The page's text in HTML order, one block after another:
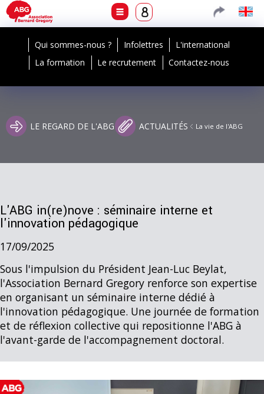
Qui sommes-nous ? Infolettres
L'international
La formation
Le recrutement Contactez-nous
LE REGARD DE L'ABG ACTUALITÉS La vie de l'ABG
L'ABG in(re)nove : séminaire interne et
l'innovation pédagogique
17/09/2025
Sous l'impulsion du Président Jean-Luc Beylat,
l'Association Bernard Gregory renforce son expertise
en organisant un séminaire interne dédié à
l'innovation pédagogique. Une journée de formation
et de réflexion collective qui repositionne l'ABG à
l'avant-garde de l'accompagnement doctoral.